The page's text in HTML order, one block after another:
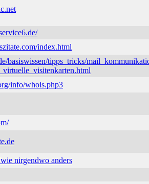
index.html
basiswissen/tipps_tricks/
info/whois.php3
nirgendwo anders